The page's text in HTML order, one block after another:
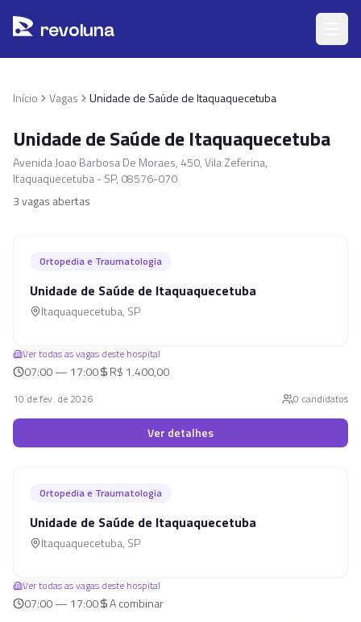
revoluna
Início Vagas Unidade de Saúde de Itaquaquecetuba
Unidade de Saúde de Itaquaquecetuba
Avenida Joao Barbosa De Moraes, 450, Vila Zeferina,
Itaquaquecetuba - SP, 08576-070
3vagas abertas
Ortopedia e Traumatologia
Unidade de Saúde de Itaquaquecetuba
Itaquaquecetuba, SP
Ver todas as vagas deste hospital
07:00 — 17:00 R$ 1.400,00
10 de fev. de 2026 0 candidatos
Ver detalhes
Ortopedia e Traumatologia
Unidade de Saúde de Itaquaquecetuba
Itaquaquecetuba, SP
Ver todas as vagas deste hospital
07:00 — 17:00 A combinar